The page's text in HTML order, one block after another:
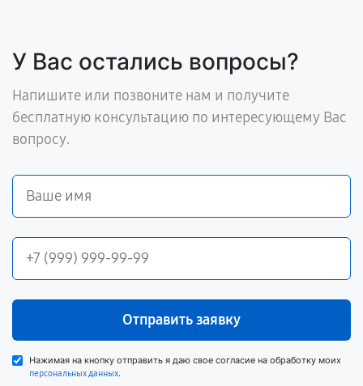
У Вас остались вопросы?
Напишите или позвоните нам и получите
бесплатную консультацию по интересующему Вас
вопросу.
Отправить заявку
Нажимая на кнопку отправить я даю свое согласие на обработку моих
персональных данных.